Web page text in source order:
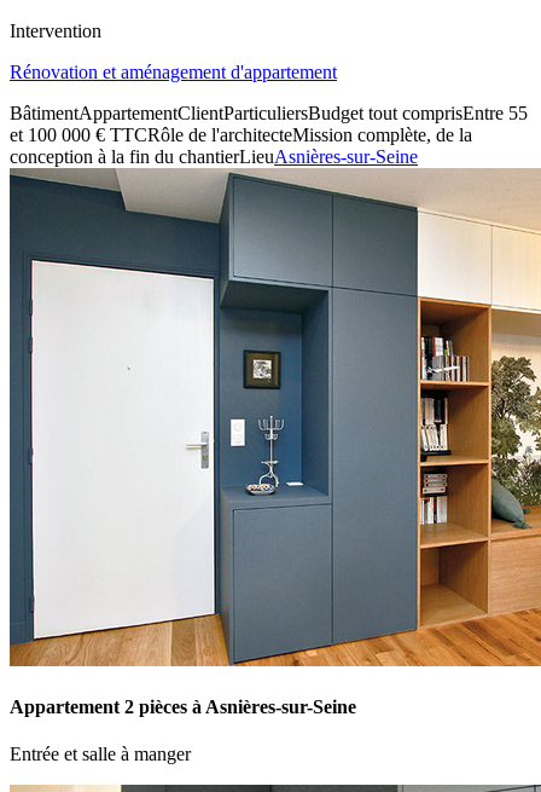
Intervention
Rénovation et aménagement d'appartement
BâtimentAppartementClientParticuliersBudget tout comprisEntre 55
et 100 000 € TTCRôle de l'architecteMission complète, de la
conception à la fin du chantierLieuAsnières-sur-Seine
Appartement 2 pièces à Asnières-sur-Seine
Entrée et salle à manger